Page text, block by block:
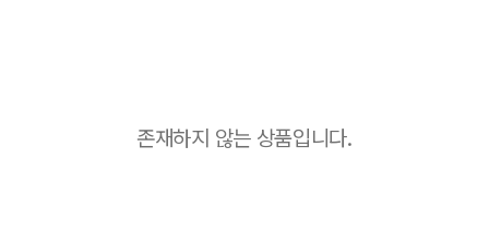
존재하지 않는 상품입니다.